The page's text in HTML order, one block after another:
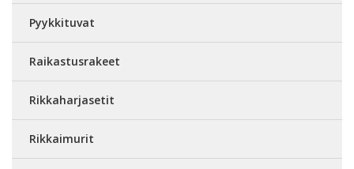
Pyykkituvat
Raikastusrakeet
Rikkaharjasetit
Rikkaimurit